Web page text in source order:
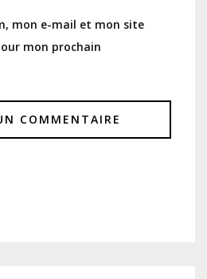
mon e-mail et mon site
mon prochain